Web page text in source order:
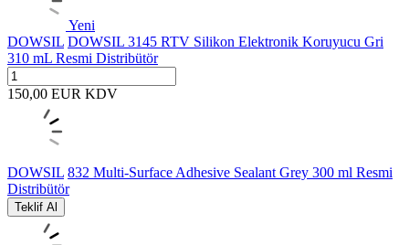
Yeni
DOWSIL DOWSIL 3145 RTV Silikon Elektronik Koruyucu Gri
310 mL Resmi Distribütör
150,00 EUR KDV
DOWSIL 832 Multi-Surface Adhesive Sealant Grey 300 ml Resmi
Distribütör
Teklif Al